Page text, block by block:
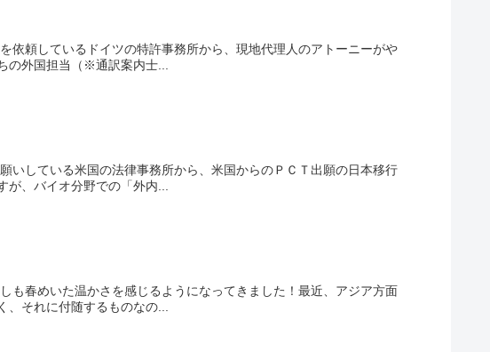
依頼しているドイツの特許事務所から、現地代理人のアトーニーがや
の外国担当（※通訳案内士...
いしている米国の法律事務所から、米国からのＰＣＴ出願の日本移行
、バイオ分野での「外内...
も春めいた温かさを感じるようになってきました！最近、アジア方面
それに付随するものなの...